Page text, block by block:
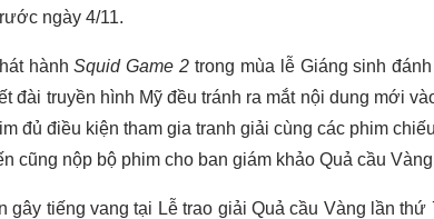
ngày 4/11.
hànhSquid Game 2 trong mùa lễ Giáng sinh
đài truyền hình Mỹ đều tránh ra mắt nội dung mới
đủ điều kiện tham gia tranh giải cùng các phim
cũng nộp bộ phim cho ban giám khảo Quả cầu
gây tiếng vang tại Lễ trao giải Quả cầu Vàng lần